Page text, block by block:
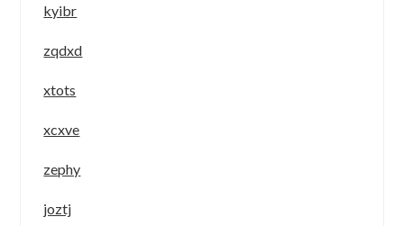
kyibr
zqdxd
xtots
xcxve
zephy
joztj